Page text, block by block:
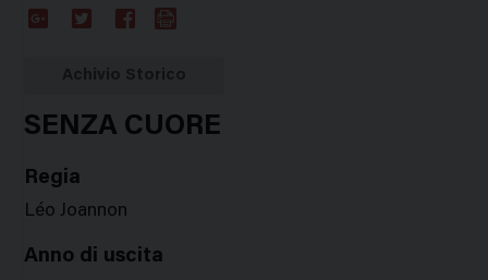
SENZA CUORE
Regia
Léo Joannon
Anno di uscita